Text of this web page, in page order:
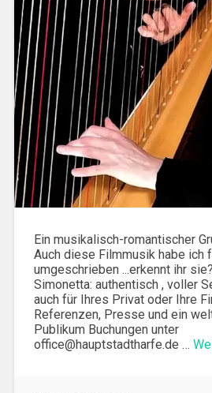
Ein musikalisch-romantischer
Auch diese Filmmusik habe ich
umgeschrieben ...erkennt ihr
Simonetta: authentisch , voller
auch für Ihres Privat oder Ihre
Referenzen, Presse und ein
Publikum Buchungen unter
office@hauptstadtharfe.de …